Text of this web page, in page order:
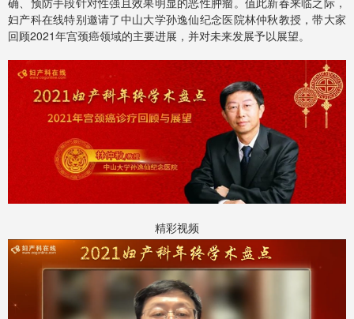
妇产科在线特别邀请了中山大学孙逸仙纪念医院林仲秋教授，带大家
回顾2021年宫颈癌领域的主要进展，并对未来发展予以展望。
精彩视频